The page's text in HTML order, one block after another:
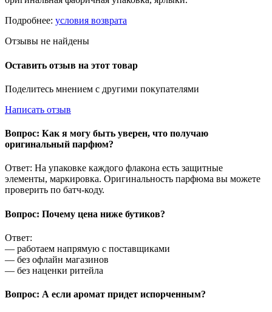
Подробнее: условия возврата
Отзывы не найдены
Оставить отзыв на этот товар
Поделитесь мнением с другими покупателями
Написать отзыв
Вопрос: Как я могу быть уверен, что получаю
оригинальный парфюм?
Ответ: На упаковке каждого флакона есть защитные
элементы, маркировка. Оригинальность парфюма вы можете
проверить по батч-коду.
Вопрос: Почему цена ниже бутиков?
Ответ:
— работаем напрямую с поставщиками
— без офлайн магазинов
— без наценки ритейла
Вопрос: А если аромат придет испорченным?